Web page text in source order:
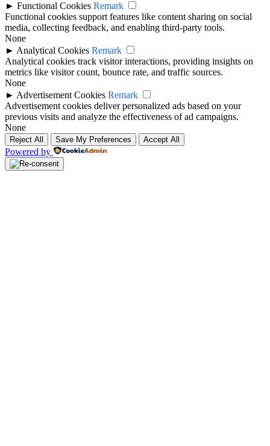
► Functional Cookies Remark
Functional cookies support features like content sharing on social
media, collecting feedback, and enabling third-party tools.
None
► Analytical Cookies Remark
Analytical cookies track visitor interactions, providing insights on
metrics like visitor count, bounce rate, and traffic sources.
None
► Advertisement Cookies Remark
Advertisement cookies deliver personalized ads based on your
previous visits and analyze the effectiveness of ad campaigns.
None
Reject All Save My Preferences Accept All
Powered by